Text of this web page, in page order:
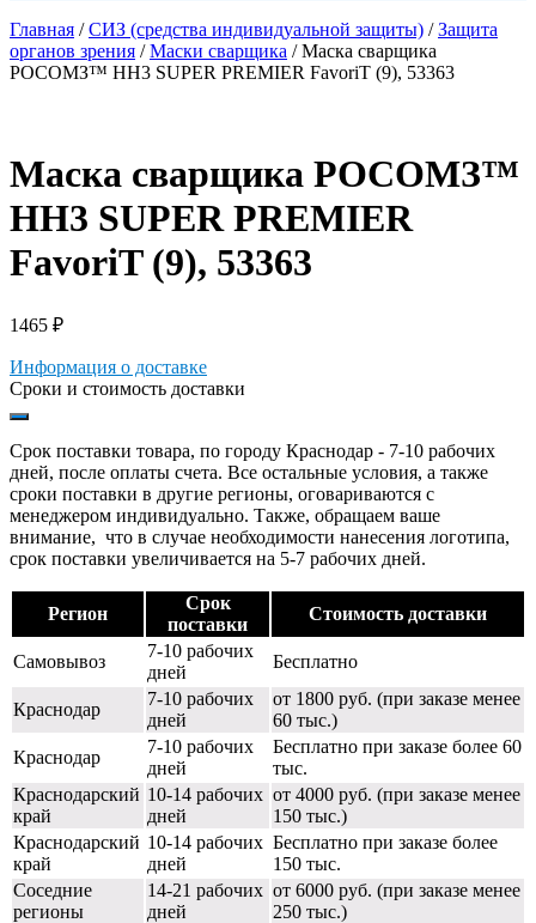
Главная /СИЗ (средства индивидуальной защиты) /Защита
органов зрения /Маски сварщика / Маска сварщика
РОСОМЗ™ НН3 SUPER PREMIER FavoriT (9), 53363
Маска сварщика РОСОМЗ™
НН3 SUPER PREMIER
FavoriT (9), 53363
1465 ₽
Информация о доставке
Сроки и стоимость доставки
Срок поставки товара, по городу Краснодар - 7-10 рабочих
дней, после оплаты счета. Все остальные условия, а также
сроки поставки в другие регионы, оговариваются с
менеджером индивидуально. Также, обращаем ваше
внимание, что в случае необходимости нанесения логотипа,
срок поставки увеличивается на 5-7 рабочих дней.
Регион
Срок
поставки
Стоимость доставки
Самовывоз
7-10 рабочих
дней
Бесплатно
Краснодар
7-10 рабочих
дней
от 1800 руб. (при заказе менее
60 тыс.)
Краснодар
7-10 рабочих
дней
Бесплатно при заказе более 60
тыс.
Краснодарский
край
10-14 рабочих
дней
от 4000 руб. (при заказе менее
150 тыс.)
Краснодарский
край
10-14 рабочих
дней
Бесплатно при заказе более
150 тыс.
Соседние
регионы
14-21 рабочих
дней
от 6000 руб. (при заказе менее
250 тыс.)